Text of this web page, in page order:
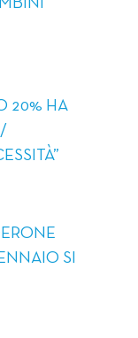
20% HA
SI